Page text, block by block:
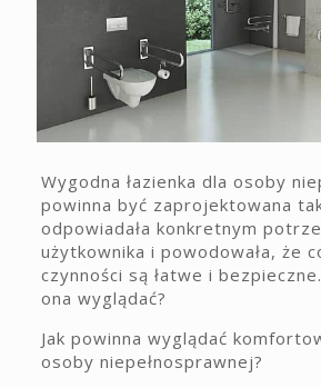
Wygodna łazienka dla osoby
powinna być zaprojektowana
odpowiadała konkretnym
użytkownika i powodowała, że
czynności są łatwe i
ona wyglądać?
Jak powinna wyglądać
osoby niepełnosprawnej?